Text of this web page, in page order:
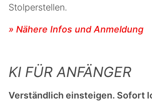
Stolperstellen.
» Nähere Infos und Anmeldung
KI FÜR ANFÄNGER
Verständlich einsteigen. Sofort